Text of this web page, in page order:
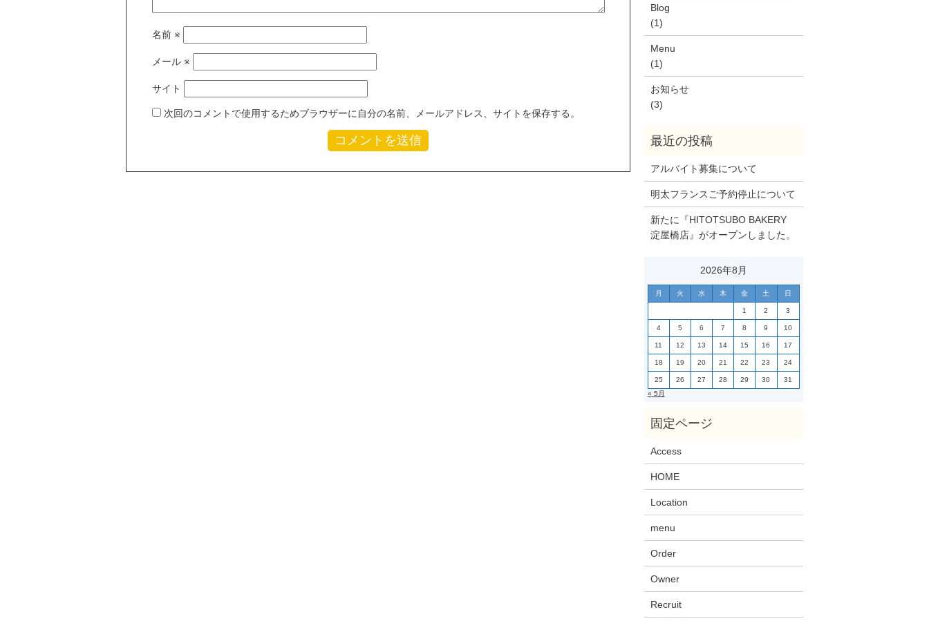
名前 ※
メール ※
サイト
次回のコメントで使用するためブラウザーに自分の名前、メールアドレス、サイトを保存する。
Blog
(1)
Menu
(1)
お知らせ
(3)
アルバイト募集について
明太フランスご予約停止について
新たに『HITOTSUBO BAKERY
淀屋橋店』がオープンしました。
2026年8月
月 火 水 木 金 土 日
1 2 3
4 5 6 7 8 9 10
11 12 13 14 15 16 17
18 19 20 21 22 23 24
25 26 27 28 29 30
31
« 5月
Access
HOME
Location
menu
Order
Owner
Recruit